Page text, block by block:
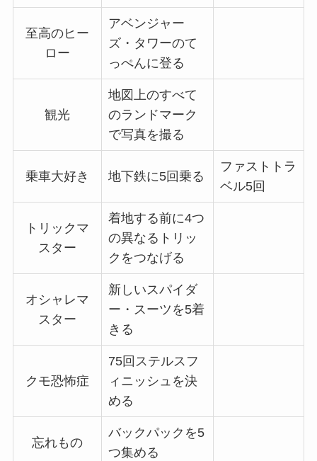
至高のヒー
ロー
アベンジャー
ズ・タワーのて
っぺんに登る
観光
地図上のすべて
のランドマーク
で写真を撮る
乗車大好き 地下鉄に5回乗る
ファストトラ
ベル5回
トリックマ
スター
着地する前に4つ
の異なるトリッ
クをつなげる
オシャレマ
スター
新しいスパイダ
ー・スーツを5着
きる
クモ恐怖症
75回ステルスフ
ィニッシュを決
める
忘れもの
バックパックを5
つ集める